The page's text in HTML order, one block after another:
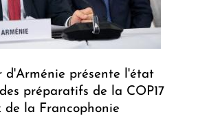
d'Arménie présente l'état
préparatifs de la COP17
de la Francophonie